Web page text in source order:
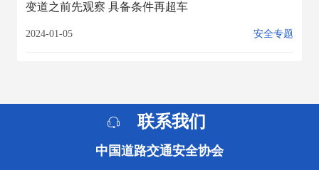
变道之前先观察 具备条件再超车
2024-01-05 安全专题
联系我们
中国道路交通安全协会